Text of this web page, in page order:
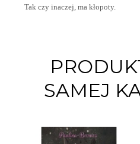
Tak czy inaczej, ma kłopoty.
SAMEJ